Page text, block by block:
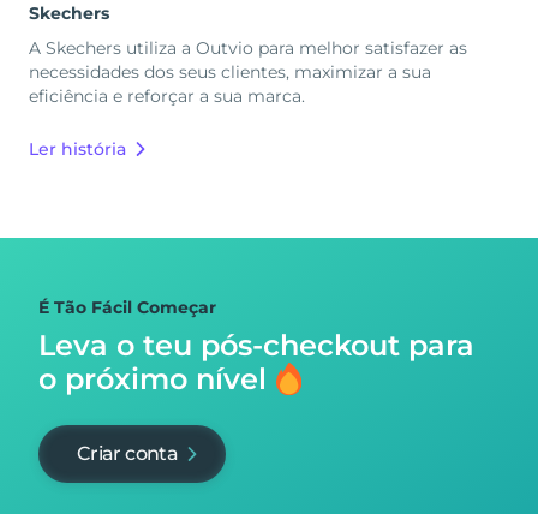
Skechers
A Skechers utiliza a Outvio para melhor satisfazer as
necessidades dos seus clientes, maximizar a sua
eficiência e reforçar a sua marca.
Ler história
É Tão Fácil Começar
Leva o teu pós-checkout para
o próximo nível
Criar conta